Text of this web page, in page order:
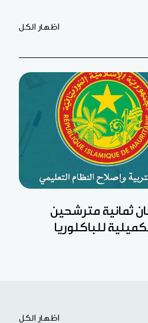
اظهار الكل
ثمانية مترشحين
للباكلوريا
اظهار الكل